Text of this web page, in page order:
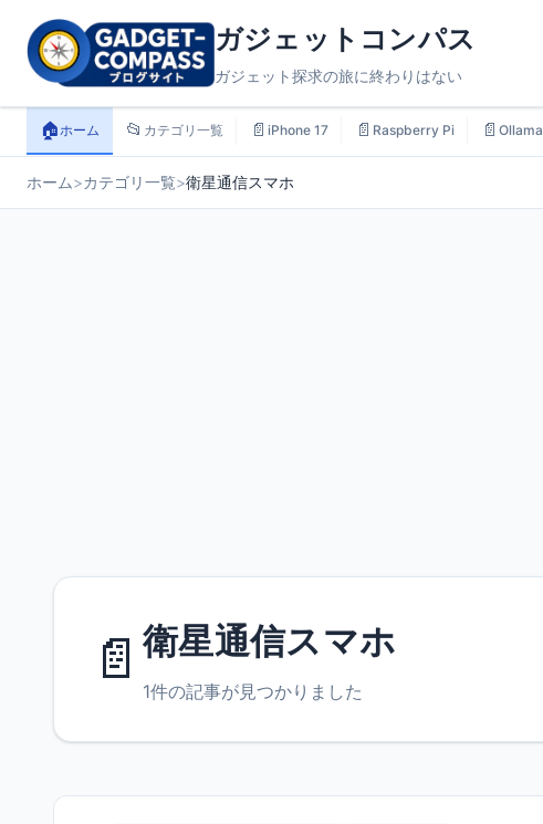
ガジェットコンパス
ガジェット探求の旅に終わりはない
🏠ホーム 📂 カテゴリ一覧 📄 iPhone 17 📄 Raspberry Pi 📄 Ollama
ホーム>カテゴリ一覧>衛星通信スマホ
📄 衛星通信スマホ
1件の記事が見つかりました